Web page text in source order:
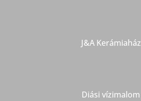
J&A Kerámiaház
Diási vízimalom